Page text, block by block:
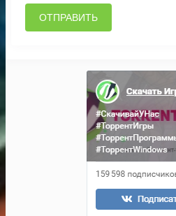
ОТПРАВИТЬ